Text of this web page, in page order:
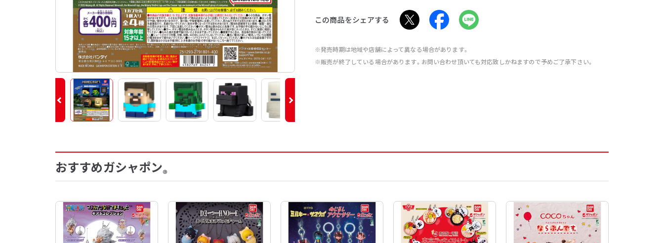
この商品をシェアする
※発売時期は地域や店舗によって異なる場合があります。
※販売が終了している場合があります。お問い合わせ頂いても対応致しかねますので予めご了承下さい。
おすすめガシャポン®